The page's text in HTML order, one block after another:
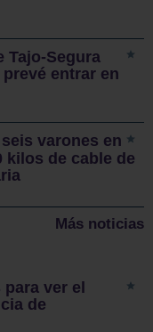
Tajo-Segura
entrar en
varones en
kilos de cable de
Más noticias
ver el
de